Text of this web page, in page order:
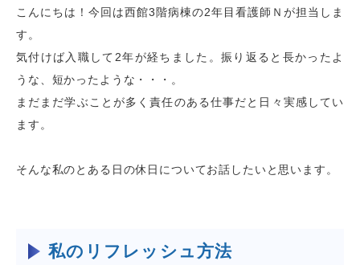
こんにちは！今回は西館3階病棟の2年目看護師Ｎが担当しま
す。
気付けば入職して 2年が経ちました。振り返ると長かったよ
うな、短かったような・・・。
まだまだ学ぶことが多く責任のある仕事だと日々実感してい
ます。
そんな私のとある日の休日についてお話したいと思います。
私のリフレッシュ方法